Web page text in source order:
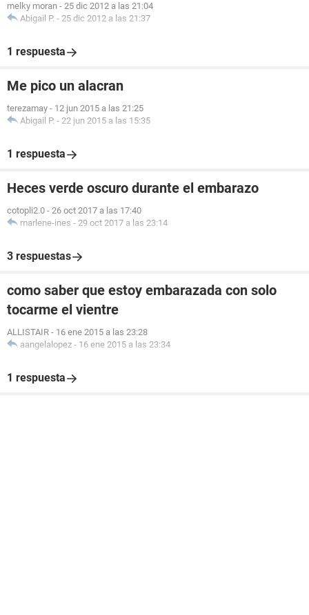
melky moran - 25 dic 2012 a las 21:04
Abigail P. - 25 dic 2012 a las 21:37
1 respuesta
Me pico un alacran
terezamay - 12 jun 2015 a las 21:25
Abigail P. - 22 jun 2015 a las 15:35
1 respuesta
Heces verde oscuro durante el embarazo
cotopli2.0 - 26 oct 2017 a las 17:40
marlene-ines - 29 oct 2017 a las 23:14
3 respuestas
como saber que estoy embarazada con solo
tocarme el vientre
ALLISTAIR - 16 ene 2015 a las 23:28
aangelalopez - 16 ene 2015 a las 23:34
1 respuesta